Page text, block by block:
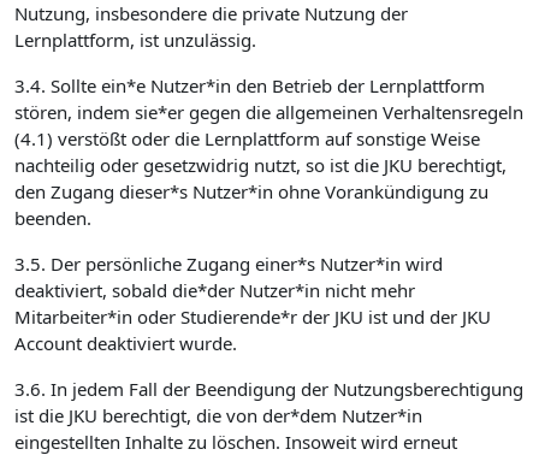
Nutzung, insbesondere die private Nutzung der
Lernplattform, ist unzulässig.
3.4. Sollte ein*e Nutzer*in den Betrieb der Lernplattform
stören, indem sie*er gegen die allgemeinen Verhaltensregeln
(4.1) verstößt oder die Lernplattform auf sonstige Weise
nachteilig oder gesetzwidrig nutzt, so ist die JKU berechtigt,
den Zugang dieser*s Nutzer*in ohne Vorankündigung zu
beenden.
3.5. Der persönliche Zugang einer*s Nutzer*in wird
deaktiviert, sobald die*der Nutzer*in nicht mehr
Mitarbeiter*in oder Studierende*r der JKU ist und der JKU
Account deaktiviert wurde.
3.6. In jedem Fall der Beendigung der Nutzungsberechtigung
ist die JKU berechtigt, die von der*dem Nutzer*in
eingestellten Inhalte zu löschen. Insoweit wird erneut